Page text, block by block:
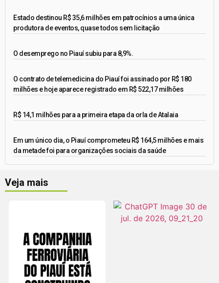
Estado destinou R$ 35,6 milhões em patrocínios a uma única
produtora de eventos, quase todos sem licitação
O desemprego no Piauí subiu para 8,9%.
O contrato de telemedicina do Piauí foi assinado por R$ 180
milhões e hoje aparece registrado em R$ 522,17 milhões
R$ 14,1 milhões para a primeira etapa da orla de Atalaia
Em um único dia, o Piauí comprometeu R$ 164,5 milhões e mais
da metade foi para organizações sociais da saúde
Veja mais